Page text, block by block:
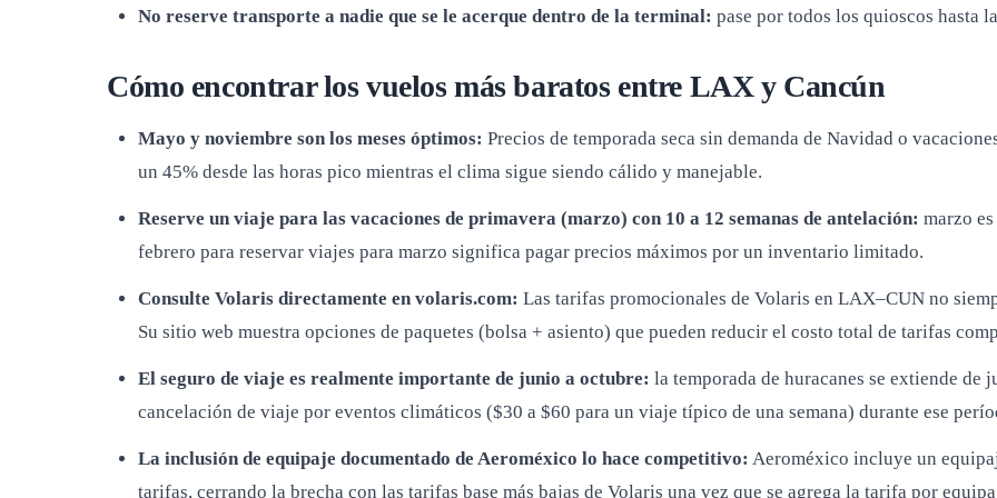
No reserve transporte a nadie que se le acerque dentro de la terminal: pase por todos los quioscos hasta
Cómo encontrar los vuelos más baratos entre LAX y Cancún
Mayo y noviembre son los meses óptimos: Precios de temporada seca sin demanda de Navidad o
un 45% desde las horas pico mientras el clima sigue siendo cálido y manejable.
Reserve un viaje para las vacaciones de primavera (marzo) con 10 a 12 semanas de antelación: marzo
febrero para reservar viajes para marzo significa pagar precios máximos por un inventario limitado.
Consulte Volaris directamente en volaris.com: Las tarifas promocionales de Volaris en LAX–CUN no
Su sitio web muestra opciones de paquetes (bolsa + asiento) que pueden reducir el costo total de tarifas
El seguro de viaje es realmente importante de junio a octubre: la temporada de huracanes se extiende de
cancelación de viaje por eventos climáticos ($30 a $60 para un viaje típico de una semana) durante ese
La inclusión de equipaje documentado de Aeroméxico lo hace competitivo: Aeroméxico incluye un
tarifas, cerrando la brecha con las tarifas base más bajas de Volaris una vez que se agrega la tarifa por